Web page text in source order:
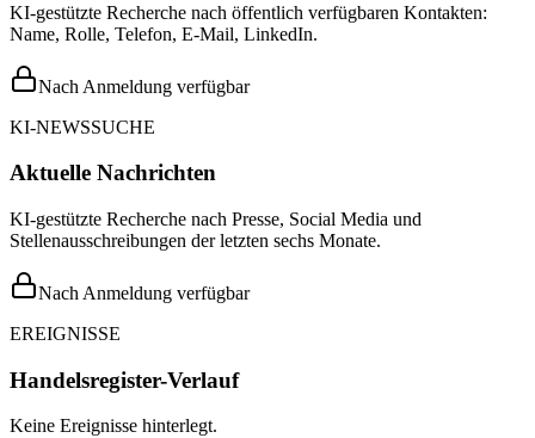
KI-gestützte Recherche nach öffentlich verfügbaren Kontakten:
Name, Rolle, Telefon, E-Mail, LinkedIn.
Nach Anmeldung verfügbar
KI-NEWSSUCHE
Aktuelle Nachrichten
KI-gestützte Recherche nach Presse, Social Media und
Stellenausschreibungen der letzten sechs Monate.
Nach Anmeldung verfügbar
EREIGNISSE
Handelsregister-Verlauf
Keine Ereignisse hinterlegt.